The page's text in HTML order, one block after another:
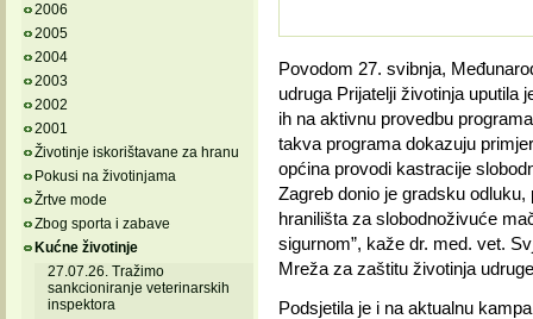
2006
2005
2004
2003
2002
2001
Životinje iskorištavane za hranu
Pokusi na životinjama
Žrtve mode
Zbog sporta i zabave
Kućne životinje
27.07.26. Tražimo
sankcioniranje veterinarskih
inspektora
Povodom 27. svibnja,
udruga Prijatelji životinja uputila
ih na aktivnu provedbu
takva programa dokazuju
općina provodi kastracije
Zagreb donio je gradsku
hranilišta za slobodnoživuće
sigurnom”, kaže dr. med. vet.
Mreža za zaštitu životinja
Podsjetila je i na aktualnu